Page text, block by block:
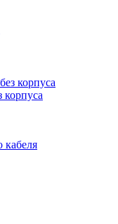
корпуса
корпуса
кабеля